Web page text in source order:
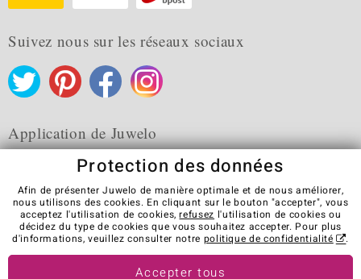
Suivez nous sur les réseaux sociaux
Application de Juwelo
CGV Protection des données
Cookies
Mentions légales
Contact
Révocation du contrat
Visit our stores in other countries:
Protection des données
Afin de présenter Juwelo de manière optimale et de nous améliorer,
nous utilisons des cookies. En cliquant sur le bouton "accepter", vous
acceptez l'utilisation de cookies,refusez l'utilisation de cookies ou
décidez du type de cookies que vous souhaitez accepter. Pour plus
d'informations, veuillez consulter notre politique de confidentialité .
Accepter tous